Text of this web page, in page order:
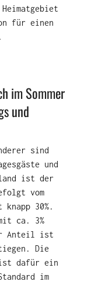
für einen
im Sommer
und
sind
und
ist der
vom
30%.
ca. 3%
Anteil ist
Die
dafür ein
im